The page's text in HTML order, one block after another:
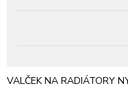
VALČEK NA RADIÁTORY